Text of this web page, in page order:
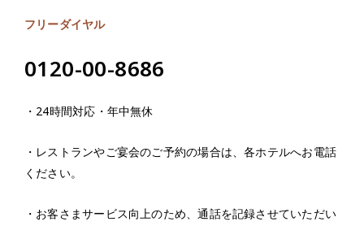
フリーダイヤル
0120-00-8686
・24時間対応・年中無休
・レストランやご宴会のご予約の場合は、各ホテルへお電話
ください。
・お客さまサービス向上のため、通話を記録させていただい